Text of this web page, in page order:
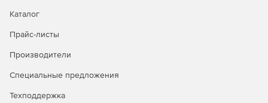
станции. Функция Symantec Ghost AutoInstall (AI) позволяет
создавать и настраивать пакеты приложений, которые
Корпоративное решение Symantec Ghost Solution Suite
ненужных данных. При этом гарантируется полное
Каталог
Прайс-листы
Производители
Специальные предложения
Техподдержка